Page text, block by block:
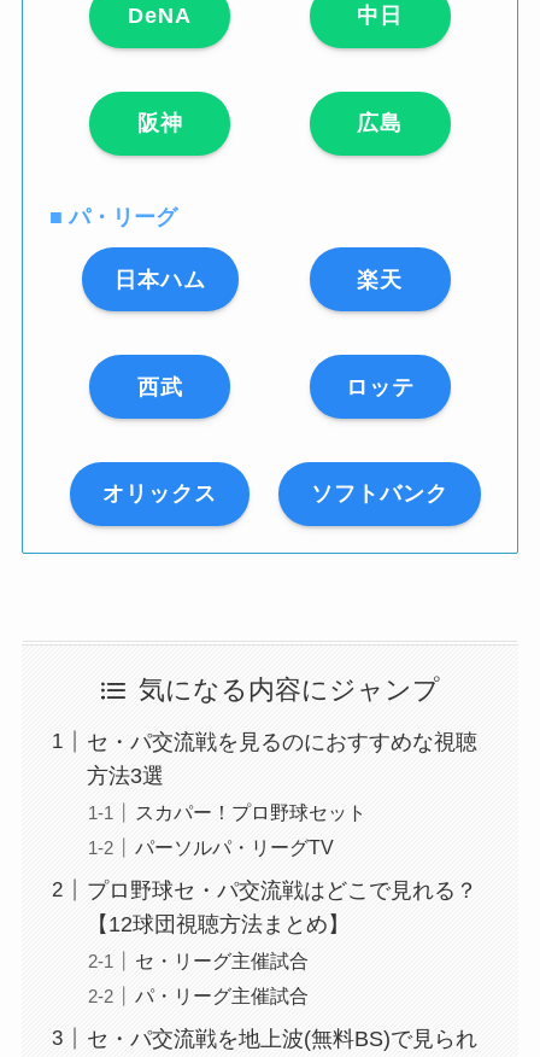
DeNA
阪神
中日
広島
■ パ・リーグ
日本ハム
西武
オリックス
楽天
ロッテ
ソフトバンク
気になる内容にジャンプ
セ・パ交流戦を見るのにおすすめな視聴
方法3選
スカパー！プロ野球セット
パーソルパ・リーグTV
プロ野球セ・パ交流戦はどこで見れる？
【12球団視聴方法まとめ】
セ・リーグ主催試合
パ・リーグ主催試合
セ・パ交流戦を地上波(無料BS)で見られ